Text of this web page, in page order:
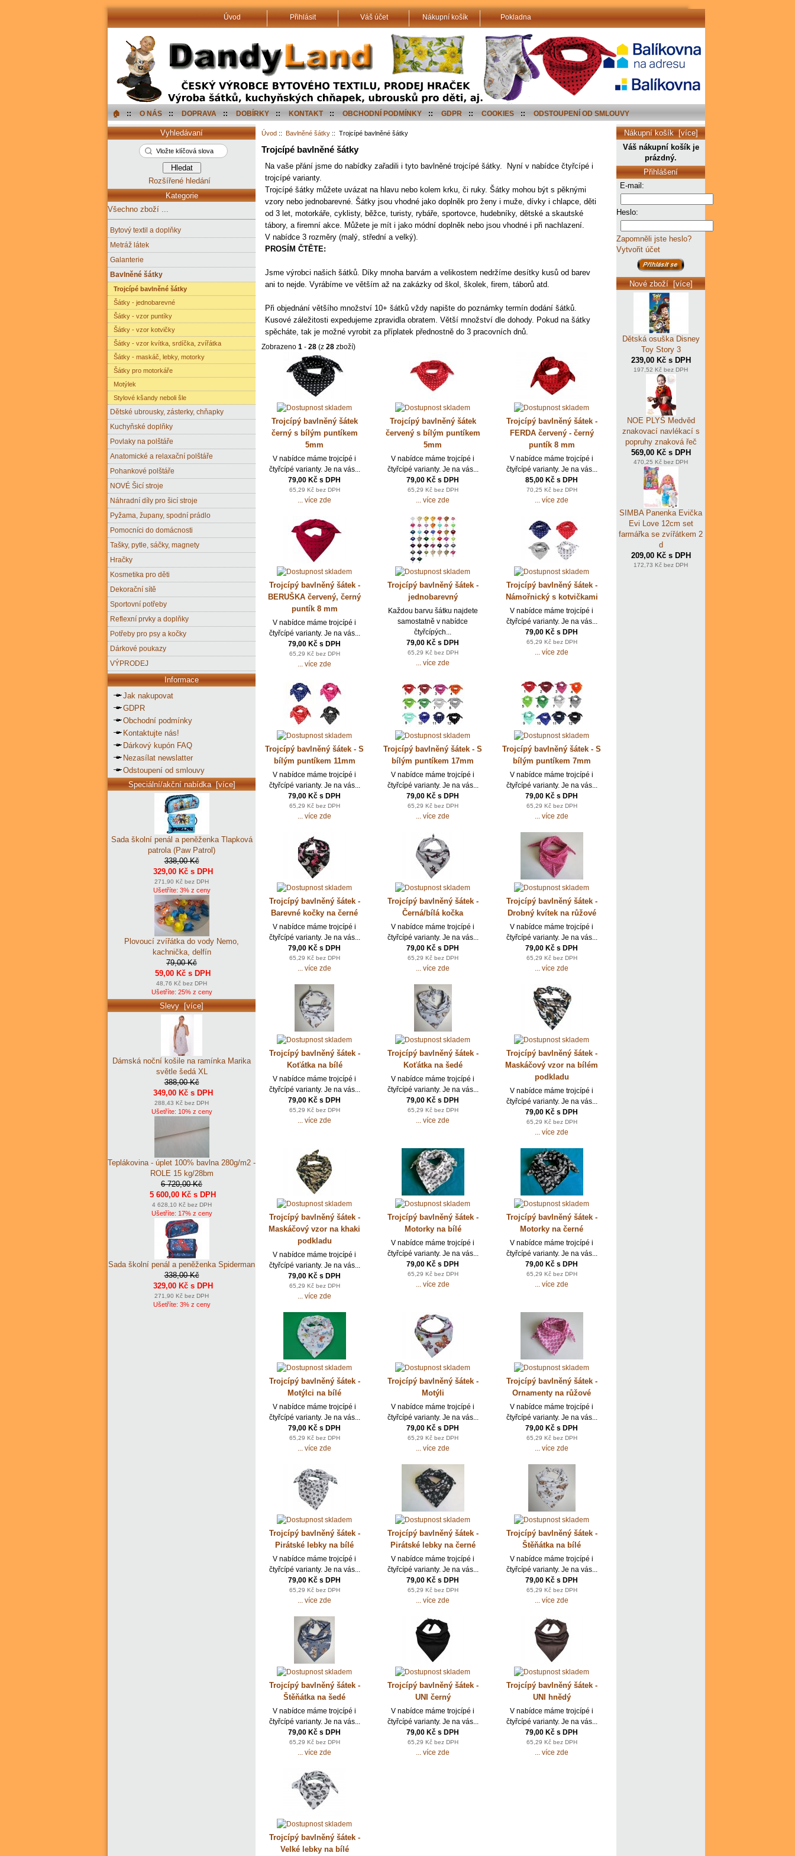
Úvod Přihlásit Váš účet Nákupní košík Pokladna
🏠︎ :: O NÁS :: DOPRAVA :: DOBÍRKY :: KONTAKT :: OBCHODNÍ PODMÍNKY :: GDPR :: COOKIES :: ODSTOUPENÍ OD SMLOUVY
Úvod :: Bavlněné šátky :: Trojcípé bavlněné šátky
Trojcípé bavlněné šátky
Na vaše přání jsme do nabídky zařadili i tyto bavlněné trojcípé šátky. Nyní v nabídce čtyřcípé i
trojcípé varianty.
Trojcípé šátky můžete uvázat na hlavu nebo kolem krku, či ruky. Šátky mohou být s pěknými
vzory nebo jednobarevné. Šátky jsou vhodné jako doplněk pro ženy i muže, dívky i chlapce, děti
od 3 let, motorkáře, cyklisty, běžce, turisty, rybáře, sportovce, hudebníky, dětské a skautské
tábory, a firemní akce. Můžete je mít i jako módní doplněk nebo jsou vhodné i při nachlazení.
V nabídce 3 rozměry (malý, střední a velký).
PROSÍM ČTĚTE:
Jsme výrobci našich šátků. Díky mnoha barvám a velikostem nedržíme desítky kusů od barev
ani to nejde. Vyrábíme ve větším až na zakázky od škol, školek, firem, táborů atd.
Při objednání většího množství 10+ šátků vždy napište do poznámky termín dodání šátků.
Kusové záležitosti expedujeme zpravidla obratem. Větší množství dle dohody. Pokud na šátky
spěcháte, tak je možné vyrobit za příplatek přednostně do 3 pracovních dnů.
Zobrazeno 1 - 28 (z 28 zboží)
Trojcípý bavlněný šátek
černý s bílým puntíkem
5mm
V nabídce máme trojcípé i
čtyřcípé varianty. Je na vás...
79,00 Kč s DPH
65,29 Kč bez DPH
... více zde
Trojcípý bavlněný šátek
červený s bílým puntíkem
5mm
V nabídce máme trojcípé i
čtyřcípé varianty. Je na vás...
79,00 Kč s DPH
65,29 Kč bez DPH
... více zde
Trojcípý bavlněný šátek -
FERDA červený - černý
puntík 8 mm
V nabídce máme trojcípé i
čtyřcípé varianty. Je na vás...
85,00 Kč s DPH
70,25 Kč bez DPH
... více zde
Trojcípý bavlněný šátek -
BERUŠKA červený, černý
puntík 8 mm
V nabídce máme trojcípé i
čtyřcípé varianty. Je na vás...
79,00 Kč s DPH
65,29 Kč bez DPH
... více zde
Trojcípý bavlněný šátek -
jednobarevný
Každou barvu šátku najdete
samostatně v nabídce
čtyřcípých...
79,00 Kč s DPH
65,29 Kč bez DPH
... více zde
Trojcípý bavlněný šátek -
Námořnický s kotvičkami
V nabídce máme trojcípé i
čtyřcípé varianty. Je na vás...
79,00 Kč s DPH
65,29 Kč bez DPH
... více zde
Trojcípý bavlněný šátek - S
bílým puntíkem 11mm
V nabídce máme trojcípé i
čtyřcípé varianty. Je na vás...
79,00 Kč s DPH
65,29 Kč bez DPH
... více zde
Trojcípý bavlněný šátek - S
bílým puntíkem 17mm
V nabídce máme trojcípé i
čtyřcípé varianty. Je na vás...
79,00 Kč s DPH
65,29 Kč bez DPH
... více zde
Trojcípý bavlněný šátek - S
bílým puntíkem 7mm
V nabídce máme trojcípé i
čtyřcípé varianty. Je na vás...
79,00 Kč s DPH
65,29 Kč bez DPH
... více zde
Trojcípý bavlněný šátek -
Barevné kočky na černé
V nabídce máme trojcípé i
čtyřcípé varianty. Je na vás...
79,00 Kč s DPH
65,29 Kč bez DPH
... více zde
Trojcípý bavlněný šátek -
Černá/bílá kočka
V nabídce máme trojcípé i
čtyřcípé varianty. Je na vás...
79,00 Kč s DPH
65,29 Kč bez DPH
... více zde
Trojcípý bavlněný šátek -
Drobný kvítek na růžové
V nabídce máme trojcípé i
čtyřcípé varianty. Je na vás...
79,00 Kč s DPH
65,29 Kč bez DPH
... více zde
Trojcípý bavlněný šátek -
Koťátka na bílé
V nabídce máme trojcípé i
čtyřcípé varianty. Je na vás...
79,00 Kč s DPH
65,29 Kč bez DPH
... více zde
Trojcípý bavlněný šátek -
Koťátka na šedé
V nabídce máme trojcípé i
čtyřcípé varianty. Je na vás...
79,00 Kč s DPH
65,29 Kč bez DPH
... více zde
Trojcípý bavlněný šátek -
Maskáčový vzor na bílém
podkladu
V nabídce máme trojcípé i
čtyřcípé varianty. Je na vás...
79,00 Kč s DPH
65,29 Kč bez DPH
... více zde
Trojcípý bavlněný šátek -
Maskáčový vzor na khaki
podkladu
V nabídce máme trojcípé i
čtyřcípé varianty. Je na vás...
79,00 Kč s DPH
65,29 Kč bez DPH
... více zde
Trojcípý bavlněný šátek -
Motorky na bílé
V nabídce máme trojcípé i
čtyřcípé varianty. Je na vás...
79,00 Kč s DPH
65,29 Kč bez DPH
... více zde
Trojcípý bavlněný šátek -
Motorky na černé
V nabídce máme trojcípé i
čtyřcípé varianty. Je na vás...
79,00 Kč s DPH
65,29 Kč bez DPH
... více zde
Trojcípý bavlněný šátek -
Motýlci na bílé
V nabídce máme trojcípé i
čtyřcípé varianty. Je na vás...
79,00 Kč s DPH
65,29 Kč bez DPH
... více zde
Trojcípý bavlněný šátek -
Motýli
V nabídce máme trojcípé i
čtyřcípé varianty. Je na vás...
79,00 Kč s DPH
65,29 Kč bez DPH
... více zde
Trojcípý bavlněný šátek -
Ornamenty na růžové
V nabídce máme trojcípé i
čtyřcípé varianty. Je na vás...
79,00 Kč s DPH
65,29 Kč bez DPH
... více zde
Trojcípý bavlněný šátek -
Pirátské lebky na bílé
V nabídce máme trojcípé i
čtyřcípé varianty. Je na vás...
79,00 Kč s DPH
65,29 Kč bez DPH
... více zde
Trojcípý bavlněný šátek -
Pirátské lebky na černé
V nabídce máme trojcípé i
čtyřcípé varianty. Je na vás...
79,00 Kč s DPH
65,29 Kč bez DPH
... více zde
Trojcípý bavlněný šátek -
Štěňátka na bílé
V nabídce máme trojcípé i
čtyřcípé varianty. Je na vás...
79,00 Kč s DPH
65,29 Kč bez DPH
... více zde
Trojcípý bavlněný šátek -
Štěňátka na šedé
V nabídce máme trojcípé i
čtyřcípé varianty. Je na vás...
79,00 Kč s DPH
65,29 Kč bez DPH
... více zde
Trojcípý bavlněný šátek -
UNI černý
V nabídce máme trojcípé i
čtyřcípé varianty. Je na vás...
79,00 Kč s DPH
65,29 Kč bez DPH
... více zde
Trojcípý bavlněný šátek -
UNI hnědý
V nabídce máme trojcípé i
čtyřcípé varianty. Je na vás...
79,00 Kč s DPH
65,29 Kč bez DPH
... více zde
Trojcípý bavlněný šátek -
Velké lebky na bílé
Vyhledávaní
Rozšířené hledání
Kategorie
Všechno zboží ...
Bytový textil a doplňky
Metráž látek
Galanterie
Bavlněné šátky
Trojcípé bavlněné šátky
Šátky - jednobarevné
Šátky - vzor puntíky
Šátky - vzor kotvičky
Šátky - vzor kvítka, srdíčka, zvířátka
Šátky - maskáč, lebky, motorky
Šátky pro motorkáře
Motýlek
Stylové kšandy neboli šle
Dětské ubrousky, zásterky, chňapky
Kuchyňské doplňky
Povlaky na polštáře
Anatomické a relaxační polštáře
Pohankové polštáře
NOVÉ Šicí stroje
Náhradní díly pro šicí stroje
Pyžama, župany, spodní prádlo
Pomocníci do domácnosti
Tašky, pytle, sáčky, magnety
Hračky
Kosmetika pro děti
Dekorační sítě
Sportovní potřeby
Reflexní prvky a doplňky
Potřeby pro psy a kočky
Dárkové poukazy
VÝPRODEJ
Informace
Jak nakupovat
GDPR
Obchodní podmínky
Kontaktujte nás!
Dárkový kupón FAQ
Nezasílat newslatter
Odstoupení od smlouvy
Speciální/akční nabídka [více]
Sada školní penál a peněženka Tlapková
patrola (Paw Patrol)
338,00 Kč
329,00 Kč s DPH
271,90 Kč bez DPH
Ušetříte: 3% z ceny
Plovoucí zvířátka do vody Nemo,
kachnička, delfín
79,00 Kč
59,00 Kč s DPH
48,76 Kč bez DPH
Ušetříte: 25% z ceny
Slevy [více]
Dámská noční košile na ramínka Marika
světle šedá XL
388,00 Kč
349,00 Kč s DPH
288,43 Kč bez DPH
Ušetříte: 10% z ceny
Teplákovina - úplet 100% bavlna 280g/m2 -
ROLE 15 kg/28bm
6 720,00 Kč
5 600,00 Kč s DPH
4 628,10 Kč bez DPH
Ušetříte: 17% z ceny
Sada školní penál a peněženka Spiderman
338,00 Kč
329,00 Kč s DPH
271,90 Kč bez DPH
Ušetříte: 3% z ceny
Nákupní košík [více]
Váš nákupní košík je
prázdný.
Přihlášení
E-mail:
Heslo:
Zapomněli jste heslo?
Vytvořit účet
Nové zboží [více]
Dětská osuška Disney
Toy Story 3
239,00 Kč s DPH
197,52 Kč bez DPH
NOE PLYŠ Medvěd
znakovací navlékací s
popruhy znaková řeč
569,00 Kč s DPH
470,25 Kč bez DPH
SIMBA Panenka Evička
Evi Love 12cm set
farmářka se zvířátkem 2
d
209,00 Kč s DPH
172,73 Kč bez DPH